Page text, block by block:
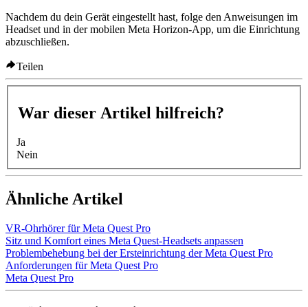
Nachdem du dein Gerät eingestellt hast, folge den Anweisungen im
Headset und in der mobilen Meta Horizon-App, um die Einrichtung
abzuschließen.
Teilen
War dieser Artikel hilfreich?
Ja
Nein
Ähnliche Artikel
VR-Ohrhörer für Meta Quest Pro
Sitz und Komfort eines Meta Quest-Headsets anpassen
Problembehebung bei der Ersteinrichtung der Meta Quest Pro
Anforderungen für Meta Quest Pro
Meta Quest Pro